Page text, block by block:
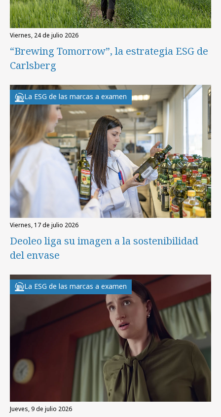
viernes, 24 de julio 2026
“Brewing Tomorrow”, la estrategia ESG de
Carlsberg
La ESG de las marcas a examen
viernes, 17 de julio 2026
Deoleo liga su imagen a la sostenibilidad
del envase
La ESG de las marcas a examen
jueves, 9 de julio 2026